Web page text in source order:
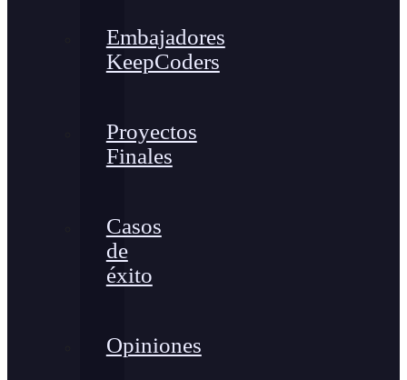
Embajadores
KeepCoders
Proyectos
Finales
Casos
de
éxito
Opiniones